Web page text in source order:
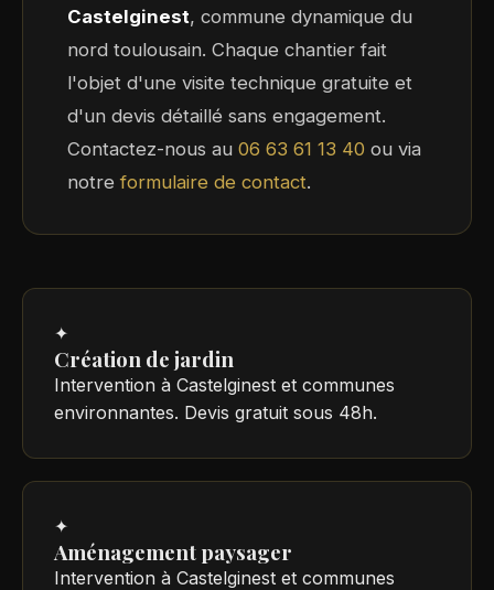
Castelginest, commune dynamique du
nord toulousain. Chaque chantier fait
l'objet d'une visite technique gratuite et
d'un devis détaillé sans engagement.
Contactez-nous au 06 63 61 13 40 ou via
notreformulaire de contact.
✦
Création de jardin
Intervention à Castelginest et communes
environnantes. Devis gratuit sous 48h.
✦
Aménagement paysager
Intervention à Castelginest et communes